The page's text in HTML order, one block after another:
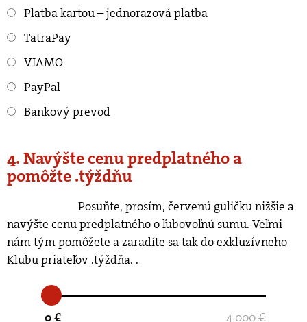
Platba kartou – jednorazová platba
TatraPay
VIAMO
PayPal
Bankový prevod
4. Navýšte cenu predplatného a
pomôžte .týždňu
navýšte cenu predplatného o ľubovoľnú sumu. Veľmi
nám tým pomôžete a zaradíte sa tak do exkluzívneho
Klubu priateľov .týždňa. .
0 € 4 000 €